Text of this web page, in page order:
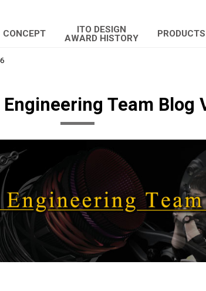
CONCEPT
ITO DESIGN
AWARD HISTORY
PRODUCTS
Engineering Team Blog